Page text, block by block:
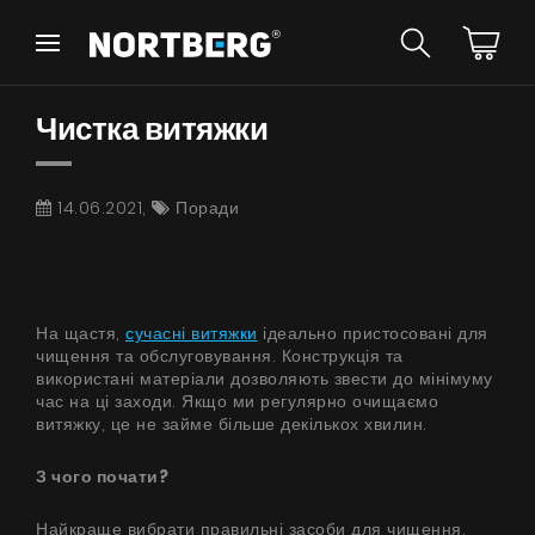
Назад
Новинки
Витяжки Острівні
Витяжки Вбудовані
Витяжки Декоративні
Витяжки Повновбудовані
Витяжки Телескопічні
Витяжки Інтегровані
Взірці кольорів
Назад
Порадник
Інструкції
Чистка витяжки
14.06.2021, Поради
На щастя, сучасні витяжки ідеально пристосовані для
чищення та обслуговування. Конструкція та
використані матеріали дозволяють звести до мінімуму
час на ці заходи. Якщо ми регулярно очищаємо
витяжку, це не займе більше декількох хвилин.
З чого почати?
Найкраще вибрати правильні засоби для чищення.